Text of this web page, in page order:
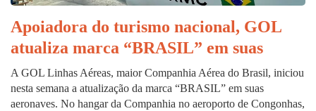
Apoiadora do turismo nacional, GOL
atualiza marca “BRASIL” em suas
A GOL Linhas Aéreas, maior Companhia Aérea do Brasil, iniciou
nesta semana a atualização da marca “BRASIL” em suas
aeronaves. No hangar da Companhia no aeroporto de Congonhas,